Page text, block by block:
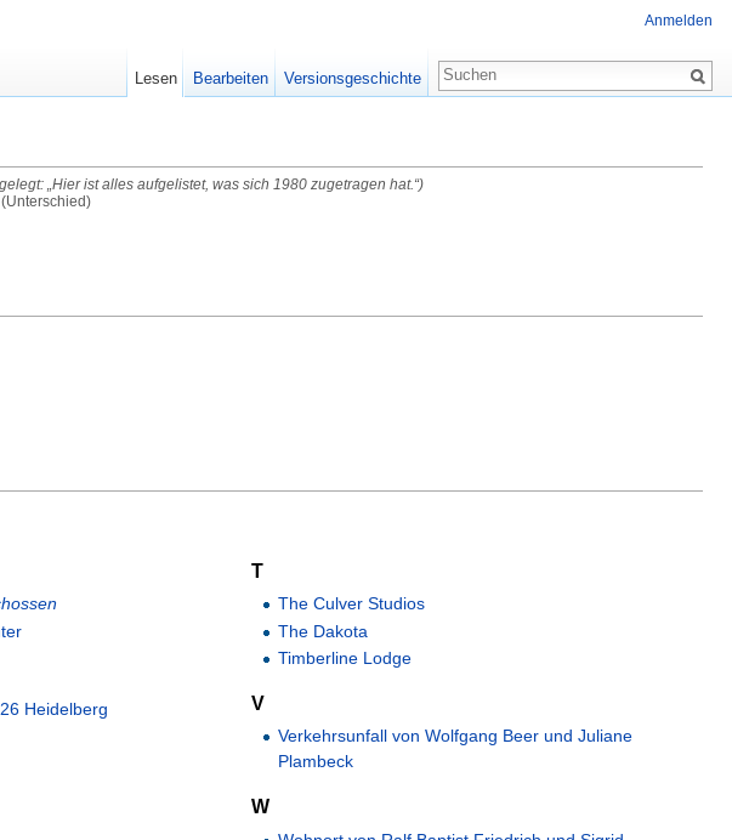
„Hier ist alles aufgelistet, was sich 1980 zugetragen hat.“)
Heidelberg
T
The Culver Studios
The Dakota
Timberline Lodge
V
Verkehrsunfall von Wolfgang Beer und Juliane
Plambeck
W
Anmelden
Lesen Bearbeiten Versionsgeschichte